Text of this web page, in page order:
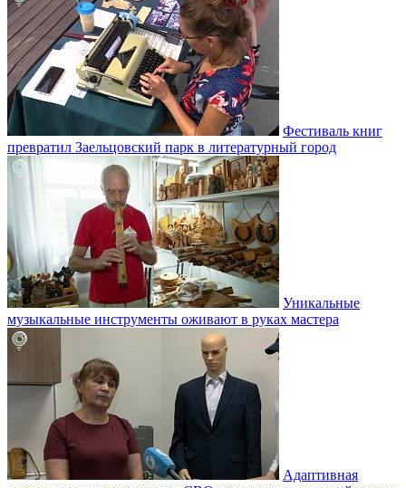
Фестиваль книг
превратил Заельцовский парк в литературный город
Уникальные
музыкальные инструменты оживают в руках мастера
Адаптивная